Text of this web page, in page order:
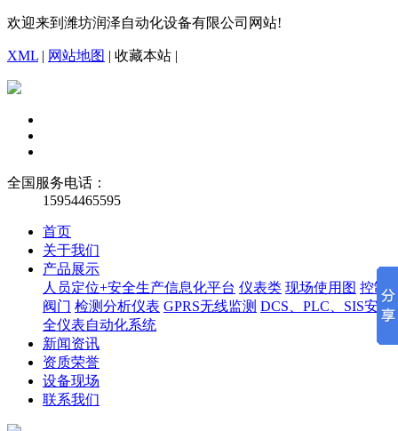
欢迎来到潍坊润泽自动化设备有限公司网站!
XML | 网站地图 | 收藏本站 |
全国服务电话：
15954465595
首页
关于我们
产品展示
人员定位+安全生产信息化平台 仪表类 现场使用图 控制
阀门 检测分析仪表 GPRS无线监测 DCS、PLC、SIS安
全仪表自动化系统
新闻资讯
资质荣誉
设备现场
联系我们